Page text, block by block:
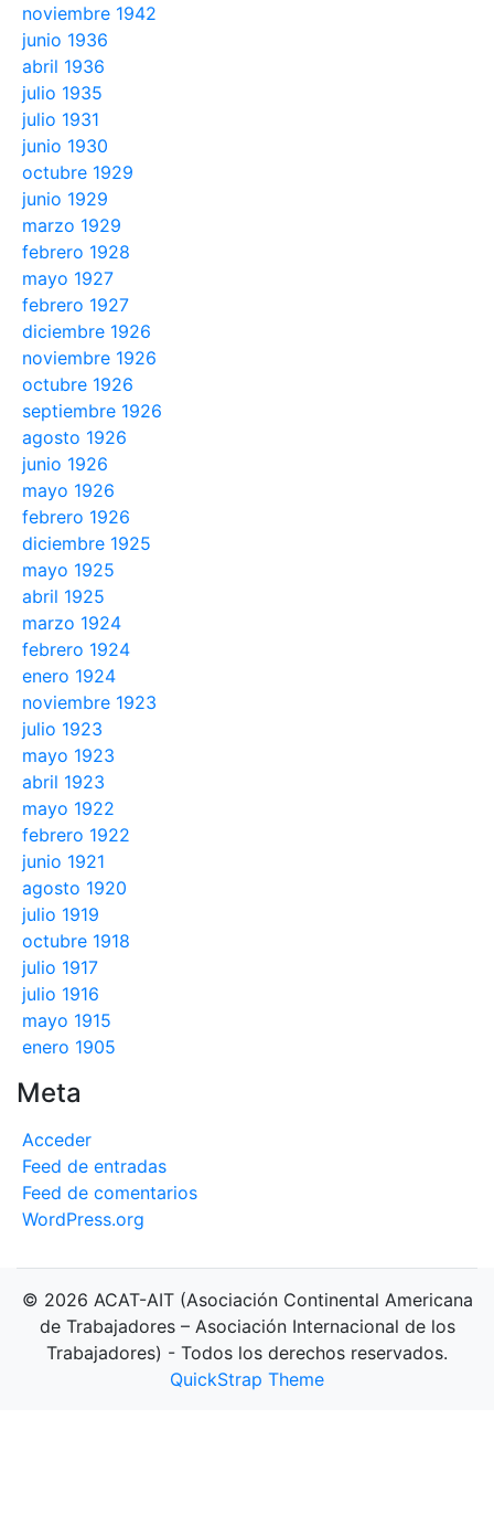
noviembre 1942
junio 1936
abril 1936
julio 1935
julio 1931
junio 1930
octubre 1929
junio 1929
marzo 1929
febrero 1928
mayo 1927
febrero 1927
diciembre 1926
noviembre 1926
octubre 1926
septiembre 1926
agosto 1926
junio 1926
mayo 1926
febrero 1926
diciembre 1925
mayo 1925
abril 1925
marzo 1924
febrero 1924
enero 1924
noviembre 1923
julio 1923
mayo 1923
abril 1923
mayo 1922
febrero 1922
junio 1921
agosto 1920
julio 1919
octubre 1918
julio 1917
julio 1916
mayo 1915
enero 1905
Meta
Acceder
Feed de entradas
Feed de comentarios
WordPress.org
© 2026 ACAT-AIT (Asociación Continental Americana
de Trabajadores – Asociación Internacional de los
Trabajadores) - Todos los derechos reservados.
QuickStrap Theme